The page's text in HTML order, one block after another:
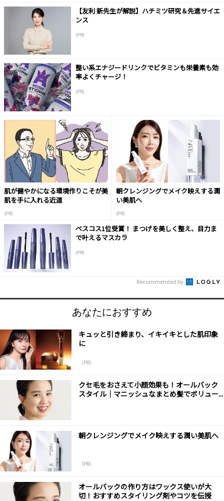
【友利 新先生が解説】ハチミツ研究＆先進サイエ
ンス
(PR)
整い系エナジードリンクでビタミンも栄養素も効
率よくチャージ！
(PR)
肌が健やかになる環境作りこそが美
肌を手に入れる近道
(PR)
朝クレンジングでメイク映えする潤
い美肌へ
(PR)
ベスコス1位受賞！ まつげを美しく整え、目力ま
で叶えるマスカラ
(PR)
Recommended by
あなたにおすすめ
キュッと引き締まり、イキイキとした肌印象
に
（PR）
クセ毛をおさえて小顔効果も！オールバック
スタイル｜マニッシュなまとめ髪でボリュー...
朝クレンジングでメイク映えする潤い美肌へ
（PR）
オールバックの作り方はワックス使いが大
切！おすすめスタイリング剤やコツを伝授